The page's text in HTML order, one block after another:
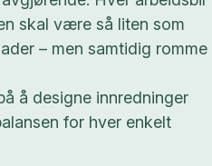
skal være så liten som
– men samtidig romme
å designe innredninger
for hver enkelt